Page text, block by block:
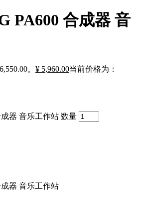
PA600 合成器 音
。 ¥ 5,960.00当前价格为：
器 音乐工作站 数量
器 音乐工作站